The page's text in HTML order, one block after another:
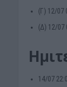
(Γ) 12/07
(Δ) 12/07
14/07